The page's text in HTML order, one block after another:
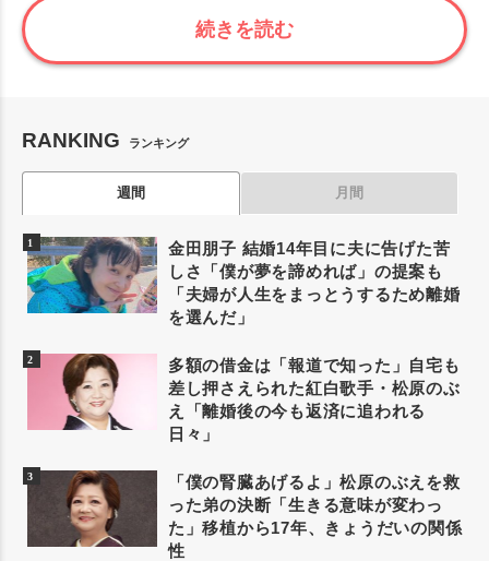
続きを読む
RANKING ランキング
週間 月間
金田朋子 結婚14年目に夫に告げた苦
しさ「僕が夢を諦めれば」の提案も
「夫婦が人生をまっとうするため離婚
を選んだ」
多額の借金は「報道で知った」自宅も
差し押さえられた紅白歌手・松原のぶ
え「離婚後の今も返済に追われる
日々」
「僕の腎臓あげるよ」松原のぶえを救
った弟の決断「生きる意味が変わっ
た」移植から17年、きょうだいの関係
性